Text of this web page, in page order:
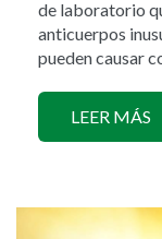
de laboratorio
anticuerpos
pueden causar
LEER MÁS